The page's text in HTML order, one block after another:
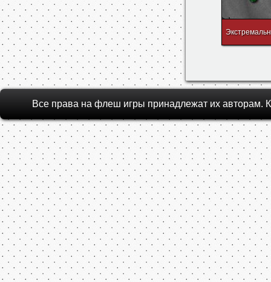
Все права на флеш игры принадлежат их авторам.